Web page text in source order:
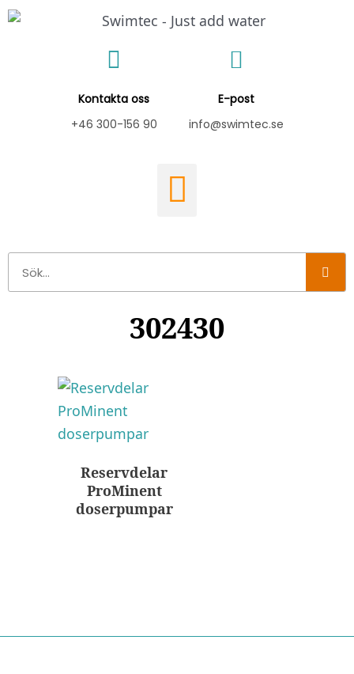
Hoppa
Kontakta oss
+46 300-156 90
E-post
info@swimtec.se
302430
Reservdelar
ProMinent
doserpumpar